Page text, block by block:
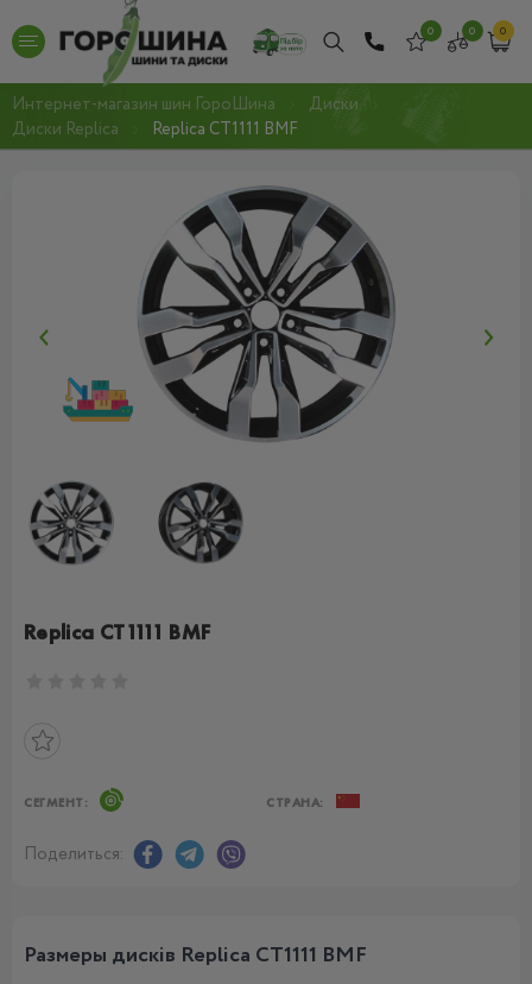
0 0 0
Интернет-магазин шин ГороШина
Диски
Диски Replica
Replica CT1111 BMF
Replica CT1111 BMF
СЕГМЕНТ: СТРАНА:
Поделиться:
Размеры дисків Replica CT1111 BMF